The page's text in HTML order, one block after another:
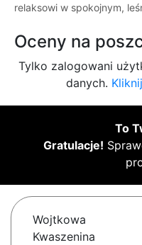
relaksowi w spokojnym,
Oceny na
Tylko zalogowani
danych.
To
Gratulacje!
Wojtkowa
Kwaszenina